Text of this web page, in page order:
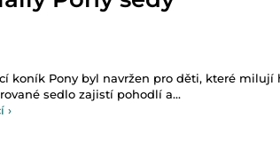
koník Pony byl navržen pro děti, které milují
sedlo zajistí pohodlí a...
›